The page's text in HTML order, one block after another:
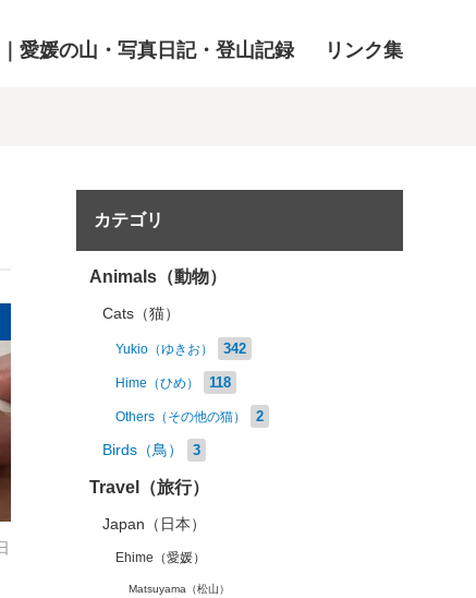
愛媛の山・写真日記・登山記録 リンク集
カテゴリ
Animals（動物）
Cats（猫）
Yukio（ゆきお） 342
Hime（ひめ） 118
Others（その他の猫） 2
Birds（鳥） 3
Travel（旅行）
Japan（日本）
Ehime（愛媛）
Matsuyama（松山）